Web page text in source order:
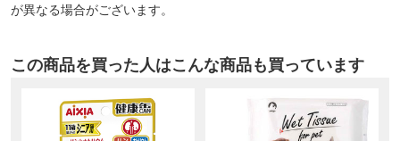
が異なる場合がございます。
この商品を買った人はこんな商品も買っています